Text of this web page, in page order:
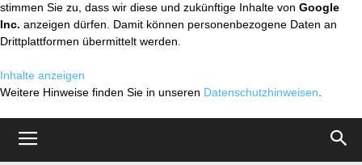
stimmen Sie zu, dass wir diese und zukünftige Inhalte von Google
Inc. anzeigen dürfen. Damit können personenbezogene Daten an
Drittplattformen übermittelt werden.
Inhalte anzeigen
Weitere Hinweise finden Sie in unseren Datenschutzhinweisen